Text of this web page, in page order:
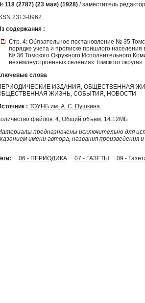
118 (2787) (23 мая) (1928) / заместитель
2313-0962.
содержания :
Стр. 4: Обязательное постановление № 35
порядке учета и прописке пришлого населения
№ 36 Томского Окружного Исполнительного
неземлеустроенных селениях Томского округа».
слова
ИЗДАНИЯ, ОБЩЕСТВЕННАЯ
ЖИЗНЬ, СОБЫТИЯ, НОВОСТИ
: ТОУНБ им. А. С. Пушкина.
файлов: 4; Общий объем: 14.12МБ
предназначены исключительно для
имени автора, названия
06 - ПЕРИОДИКА 07 - ГАЗЕТЫ 09 -